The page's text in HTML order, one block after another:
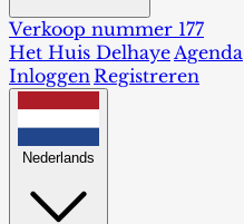
Verkoop nummer 177
Het Huis DelhayeAgenda
InloggenRegistreren
Nederlands